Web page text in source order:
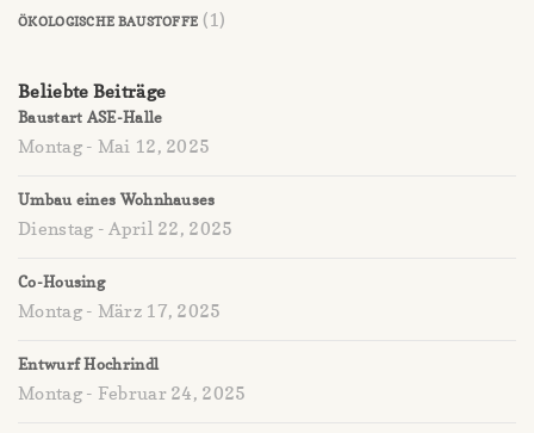
ÖKOLOGISCHE BAUSTOFFE (1)
Beliebte Beiträge
Baustart ASE-Halle
Montag - Mai 12, 2025
Umbau eines Wohnhauses
Dienstag - April 22, 2025
Co-Housing
Montag - März 17, 2025
Entwurf Hochrindl
Montag - Februar 24, 2025